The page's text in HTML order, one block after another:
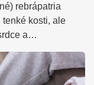
rebrápatria
kosti, ale
a…